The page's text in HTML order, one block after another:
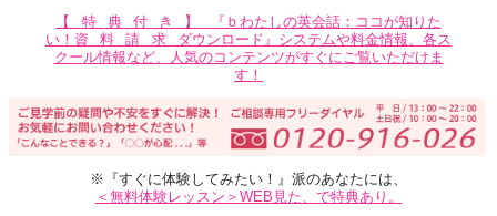
【特典付き】
『ｂわたしの英会話：ココが知りた
い！ 資料請求 ダウンロード』システムや料金情報、各ス
クール情報など、人気のコンテンツがすぐにご覧いただけま
す！
※『すぐに体験してみたい！』派のあなたには、
＜無料体験レッスン＞WEB見た、で特典あり。